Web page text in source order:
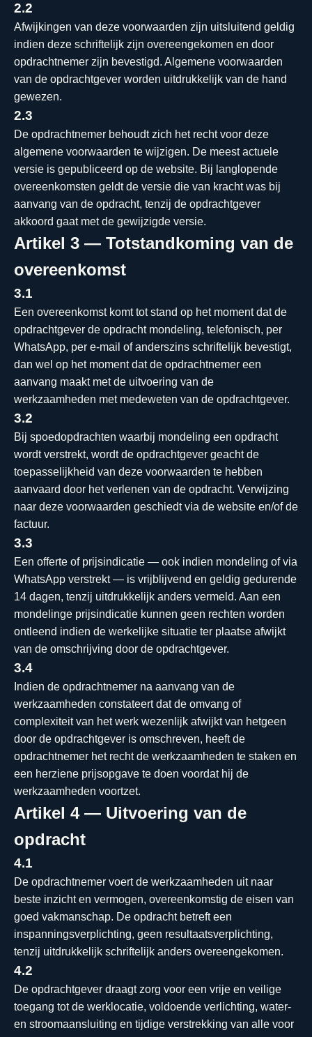
2.2
Afwijkingen van deze voorwaarden zijn uitsluitend geldig
indien deze schriftelijk zijn overeengekomen en door
opdrachtnemer zijn bevestigd. Algemene voorwaarden
van de opdrachtgever worden uitdrukkelijk van de hand
gewezen.
2.3
De opdrachtnemer behoudt zich het recht voor deze
algemene voorwaarden te wijzigen. De meest actuele
versie is gepubliceerd op de website. Bij langlopende
overeenkomsten geldt de versie die van kracht was bij
aanvang van de opdracht, tenzij de opdrachtgever
akkoord gaat met de gewijzigde versie.
Artikel 3 — Totstandkoming van de
overeenkomst
3.1
Een overeenkomst komt tot stand op het moment dat de
opdrachtgever de opdracht mondeling, telefonisch, per
WhatsApp, per e-mail of anderszins schriftelijk bevestigt,
dan wel op het moment dat de opdrachtnemer een
aanvang maakt met de uitvoering van de
werkzaamheden met medeweten van de opdrachtgever.
3.2
Bij spoedopdrachten waarbij mondeling een opdracht
wordt verstrekt, wordt de opdrachtgever geacht de
toepasselijkheid van deze voorwaarden te hebben
aanvaard door het verlenen van de opdracht. Verwijzing
naar deze voorwaarden geschiedt via de website en/of de
factuur.
3.3
Een offerte of prijsindicatie — ook indien mondeling of via
WhatsApp verstrekt — is vrijblijvend en geldig gedurende
14 dagen, tenzij uitdrukkelijk anders vermeld. Aan een
mondelinge prijsindicatie kunnen geen rechten worden
ontleend indien de werkelijke situatie ter plaatse afwijkt
van de omschrijving door de opdrachtgever.
3.4
Indien de opdrachtnemer na aanvang van de
werkzaamheden constateert dat de omvang of
complexiteit van het werk wezenlijk afwijkt van hetgeen
door de opdrachtgever is omschreven, heeft de
opdrachtnemer het recht de werkzaamheden te staken en
een herziene prijsopgave te doen voordat hij de
werkzaamheden voortzet.
Artikel 4 — Uitvoering van de
opdracht
4.1
De opdrachtnemer voert de werkzaamheden uit naar
beste inzicht en vermogen, overeenkomstig de eisen van
goed vakmanschap. De opdracht betreft een
inspanningsverplichting, geen resultaatsverplichting,
tenzij uitdrukkelijk schriftelijk anders overeengekomen.
4.2
De opdrachtgever draagt zorg voor een vrije en veilige
toegang tot de werklocatie, voldoende verlichting, water-
en stroomaansluiting en tijdige verstrekking van alle voor